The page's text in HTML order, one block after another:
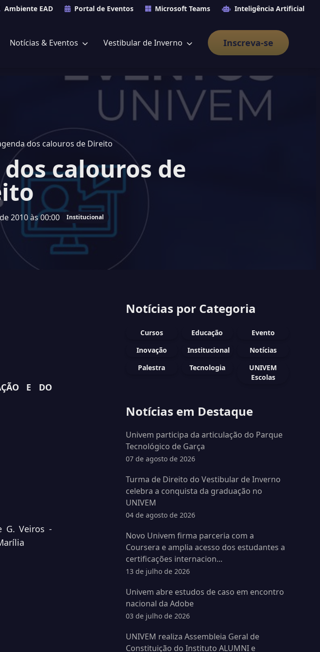
Ambiente EAD Portal de Eventos Microsoft Teams Inteligência Artificial
Notícias & Eventos Vestibular de Inverno Inscreva-se
dos calouros de Direito
calouros de
2010 às 00:00 Institucional
E DO
G. Veiros -
Notícias por Categoria
Cursos Educação
Evento
Inovação
Institucional
Notícias
Palestra
Tecnologia
UNIVEM
Escolas
Notícias em Destaque
Univem participa da articulação do Parque
Tecnológico de Garça
07 de agosto de 2026
Turma de Direito do Vestibular de Inverno
celebra a conquista da graduação no
UNIVEM
04 de agosto de 2026
Novo Univem firma parceria com a
Coursera e amplia acesso dos estudantes a
certificações internacion...
13 de julho de 2026
Univem abre estudos de caso em encontro
nacional da Adobe
03 de julho de 2026
UNIVEM realiza Assembleia Geral de
Constituição do Instituto ALUMNI e